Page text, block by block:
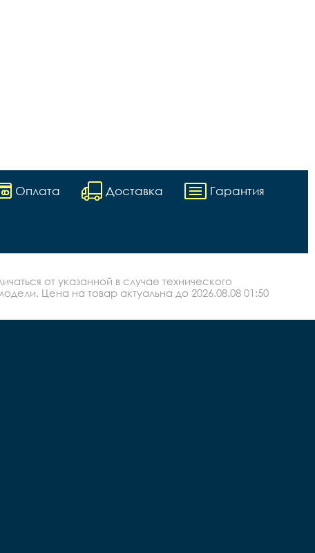
Оплата Доставка Гарантия
от указанной в случае технического
Цена на товар актуальна до 2026.08.08 01:50